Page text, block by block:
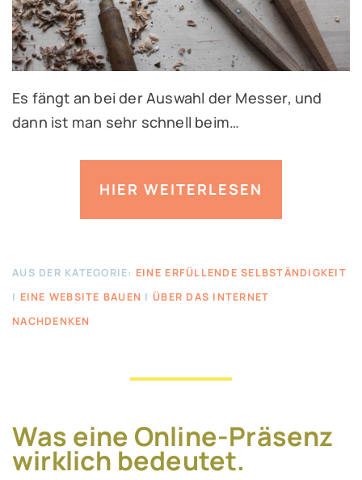
Es fängt an bei der Auswahl der Messer, und
dann ist man sehr schnell beim…
HIER WEITERLESEN
AUS DER KATEGORIE: EINE ERFÜLLENDE SELBSTÄNDIGKEIT
| EINE WEBSITE BAUEN | ÜBER DAS INTERNET
NACHDENKEN
Was eine Online-Präsenz
wirklich bedeutet.